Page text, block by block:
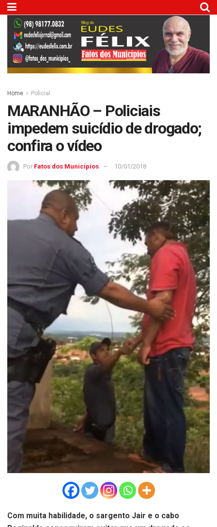
Home Policial
MARANHÃO – Policiais
impedem suicídio de drogado;
confira o vídeo
Por Fatos dos Municípios 10/01/2018
Com muita habilidade, o sargento Jair e o cabo